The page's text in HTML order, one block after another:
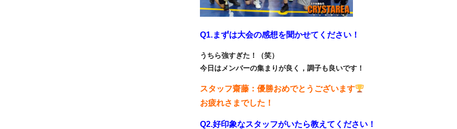
Q1.まずは大会の感想を聞かせてください！
うちら強すぎた！（笑）
今日はメンバーの集まりが良く，調子も良いです！
スタッフ齋藤：優勝おめでとうございます
お疲れさまでした！
Q2.好印象なスタッフがいたら教えてください！